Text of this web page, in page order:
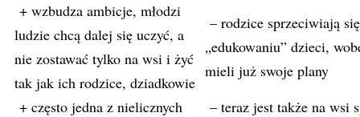
+ wzbudza ambicje, młodzi
ludzie chcą dalej się uczyć, a
nie zostawać tylko na wsi i żyć
tak jak ich rodzice, dziadkowie
– rodzice sprzeciwiają
„edukowaniu” dzieci,
mieli już swoje plany
+ często jedna z nielicznych
– teraz jest także na wsi